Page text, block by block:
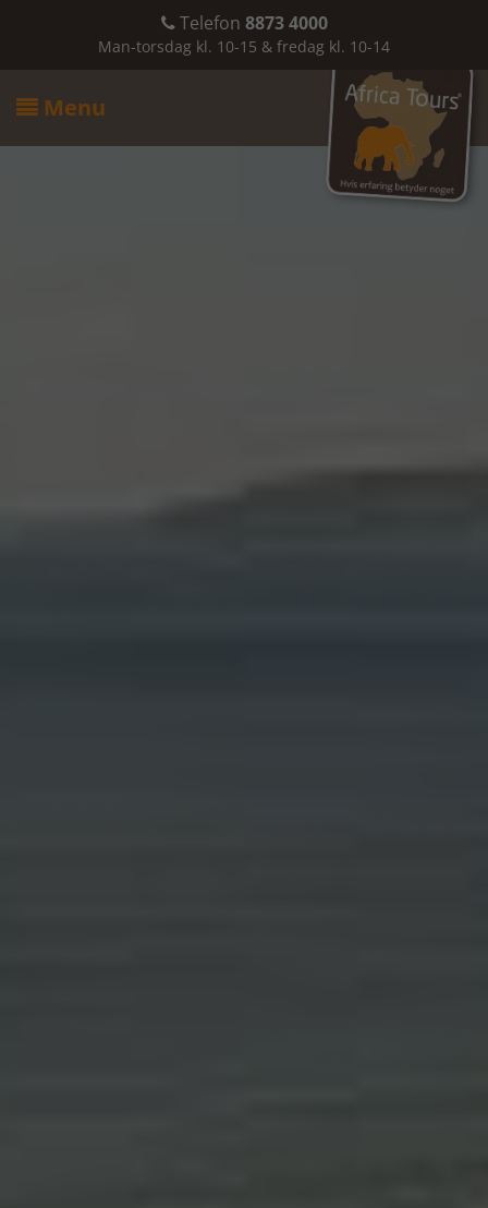
Telefon 8873 4000
Man-torsdag kl. 10-15 & fredag kl. 10-14
 Menu